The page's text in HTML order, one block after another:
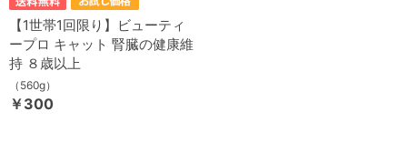
【1世帯1回限り】ビューティ
ープロ キャット 腎臓の健康維
持 ８歳以上
（560g）
￥300